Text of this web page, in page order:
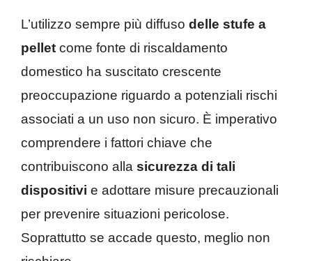
L’utilizzo sempre più diffuso delle stufe a
pellet come fonte di riscaldamento
domestico ha suscitato crescente
preoccupazione riguardo a potenziali rischi
associati a un uso non sicuro. È imperativo
comprendere i fattori chiave che
contribuiscono alla sicurezza di tali
dispositivi e adottare misure precauzionali
per prevenire situazioni pericolose.
Soprattutto se accade questo, meglio non